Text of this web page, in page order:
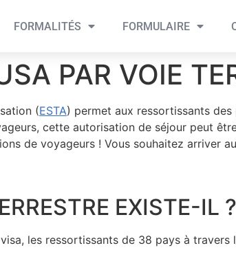
FORMALITÉS FORMULAIRE
PAR VOIE
(ESTA) permet aux ressortissants des
cette autorisation de séjour peut
de voyageurs ! Vous souhaitez arriver
EXISTE-IL ?
les ressortissants de 38 pays à